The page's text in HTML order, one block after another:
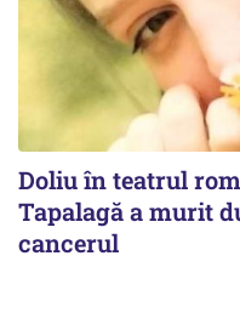
Doliu în teatrul
Tapalagă a murit
cancerul